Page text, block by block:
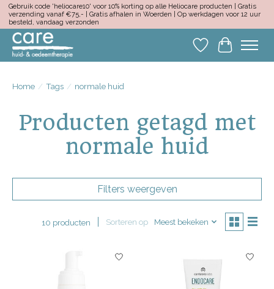
Gebruik code 'heliocare10' voor 10% korting op alle Heliocare producten | Gratis
verzending vanaf €75,- | Gratis afhalen in Woerden | Op werkdagen voor 12 uur
besteld, vandaag verzonden
Verlanglijst
Home / Tags / normale huid
Producten getagd met
normale huid
Filters weergeven
10 producten Sorteren op Meest bekeken